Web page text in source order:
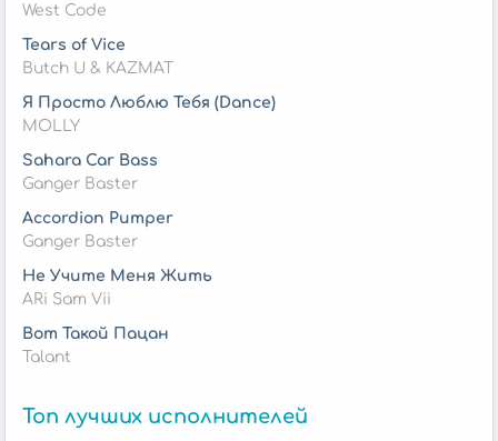
West Code
Tears of Vice
Butch U & KAZMAT
Я Просто Люблю Тебя (Dance)
MOLLY
Sahara Car Bass
Ganger Baster
Accordion Pumper
Ganger Baster
Не Учите Меня Жить
ARi Sam Vii
Вот Такой Пацан
Talant
Топ лучших исполнителей